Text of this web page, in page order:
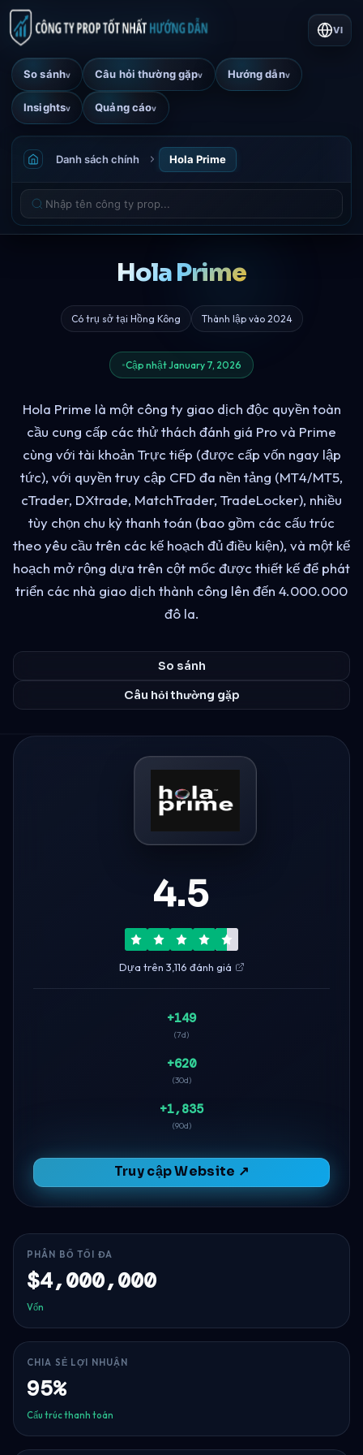
So sánhv Câu hỏi thường gặpv Hướng dẫnv
Insightsv Quảng cáov
VI
Danh sách chính Hola Prime
Hola Prime
Có trụ sở tại Hồng Kông Thành lập vào 2024
Cập nhật January 7, 2026
Hola Prime là một công ty giao dịch độc quyền toàn
cầu cung cấp các thử thách đánh giá Pro và Prime
cùng với tài khoản Trực tiếp (được cấp vốn ngay lập
tức), với quyền truy cập CFD đa nền tảng (MT4/MT5,
cTrader, DXtrade, MatchTrader, TradeLocker), nhiều
tùy chọn chu kỳ thanh toán (bao gồm các cấu trúc
theo yêu cầu trên các kế hoạch đủ điều kiện), và một kế
hoạch mở rộng dựa trên cột mốc được thiết kế để phát
triển các nhà giao dịch thành công lên đến 4.000.000
đô la.
So sánh
Câu hỏi thường gặp
4.5
Dựa trên 3,116 đánh giá
+149
(7d)
+620
(30d)
+1,835
(90d)
Truy cập Website ↗
PHÂN BỔ TỐI ĐA
$4,000,000
Vốn
CHIA SẺ LỢI NHUẬN
95%
Cấu trúc thanh toán